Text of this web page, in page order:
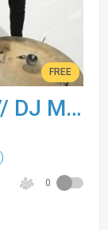
FREE
Moscow Traffic Band // DJ Mike Temoff
0